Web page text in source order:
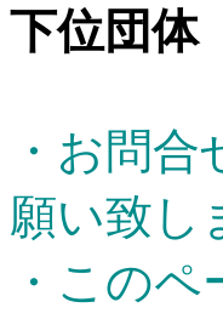
下位団体
・お問合
願い致し
・この